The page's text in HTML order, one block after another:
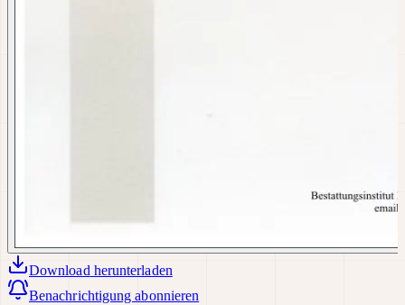
Download herunterladen
Benachrichtigung abonnieren